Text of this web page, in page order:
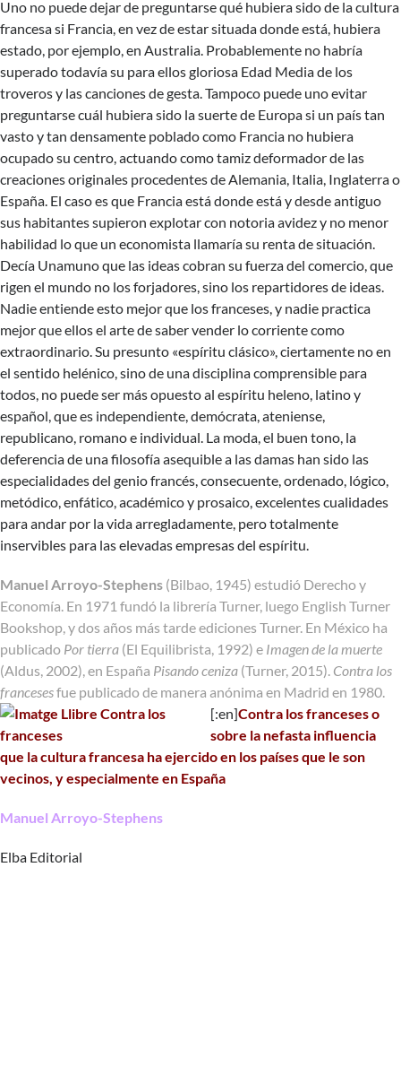
Uno no puede dejar de preguntarse qué hubiera sido de la cultura
francesa si Francia, en vez de estar situada donde está, hubiera
estado, por ejemplo, en Australia. Probablemente no habría
superado todavía su para ellos gloriosa Edad Media de los
troveros y las canciones de gesta. Tampoco puede uno evitar
preguntarse cuál hubiera sido la suerte de Europa si un país tan
vasto y tan densamente poblado como Francia no hubiera
ocupado su centro, actuando como tamiz deformador de las
creaciones originales procedentes de Alemania, Italia, Inglaterra o
España. El caso es que Francia está donde está y desde antiguo
sus habitantes supieron explotar con notoria avidez y no menor
habilidad lo que un economista llamaría su renta de situación.
Decía Unamuno que las ideas cobran su fuerza del comercio, que
rigen el mundo no los forjadores, sino los repartidores de ideas.
Nadie entiende esto mejor que los franceses, y nadie practica
mejor que ellos el arte de saber vender lo corriente como
extraordinario. Su presunto «espíritu clásico», ciertamente no en
el sentido helénico, sino de una disciplina comprensible para
todos, no puede ser más opuesto al espíritu heleno, latino y
español, que es independiente, demócrata, ateniense,
republicano, romano e individual. La moda, el buen tono, la
deferencia de una filosofía asequible a las damas han sido las
especialidades del genio francés, consecuente, ordenado, lógico,
metódico, enfático, académico y prosaico, excelentes cualidades
para andar por la vida arregladamente, pero totalmente
inservibles para las elevadas empresas del espíritu.
Manuel Arroyo-Stephens (Bilbao, 1945) estudió Derecho y
Economía. En 1971 fundó la librería Turner, luego English Turner
Bookshop, y dos años más tarde ediciones Turner. En México ha
publicado Por tierra (El Equilibrista, 1992) e Imagen de la muerte
(Aldus, 2002), en España Pisando ceniza (Turner, 2015). Contra los
francesesfue publicado de manera anónima en Madrid en 1980.
[:en]Contra los franceses o
sobre la nefasta influencia
que la cultura francesa ha ejercido en los países que le son
vecinos, y especialmente en España
Manuel Arroyo-Stephens
Elba Editorial